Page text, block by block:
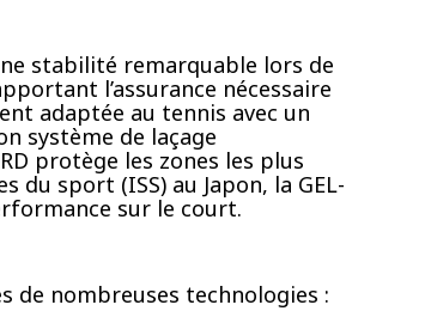
stabilité remarquable lors de
l’assurance nécessaire
adaptée au tennis avec un
système de laçage
protège les zones les plus
du sport (ISS) au Japon, la GEL-
sur le court.
de nombreuses technologies :